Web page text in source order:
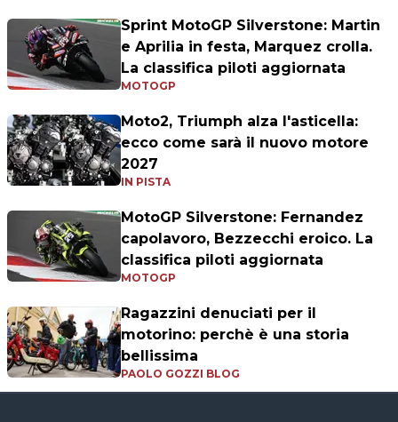
Sprint MotoGP Silverstone: Martin
e Aprilia in festa, Marquez crolla.
La classifica piloti aggiornata
MOTOGP
Moto2, Triumph alza l'asticella:
ecco come sarà il nuovo motore
2027
IN PISTA
MotoGP Silverstone: Fernandez
capolavoro, Bezzecchi eroico. La
classifica piloti aggiornata
MOTOGP
Ragazzini denuciati per il
motorino: perchè è una storia
bellissima
PAOLO GOZZI BLOG